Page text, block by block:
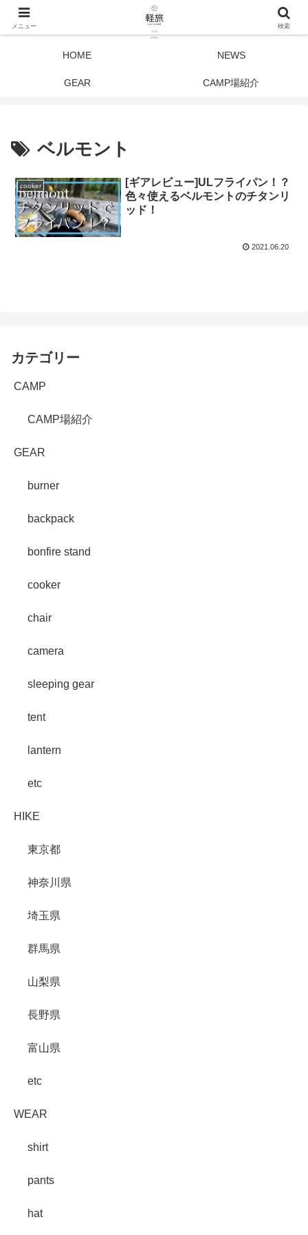
HOME NEWS
GEAR CAMP場紹介
ベルモント
cooker
[ギアレビュー]ULフライパン！？
色々使えるベルモントのチタンリ
ッド！
2021.06.20
カテゴリー
CAMP
CAMP場紹介
GEAR
burner
backpack
bonfire stand
cooker
chair
camera
sleeping gear
tent
lantern
etc
HIKE
東京都
神奈川県
埼玉県
群馬県
山梨県
長野県
富山県
etc
WEAR
shirt
pants
hat
メニュー 検索